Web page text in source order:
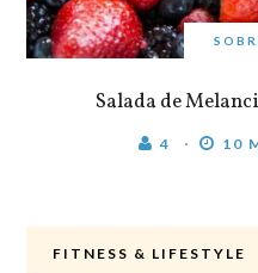
Salada de
4 10
FITNESS & LIFESTYLE